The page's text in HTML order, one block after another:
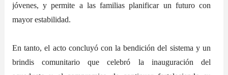
jóvenes, y permite a las familias planificar un futuro con
mayor estabilidad.
En tanto, el acto concluyó con la bendición del sistema y un
brindis comunitario que celebró la inauguración del